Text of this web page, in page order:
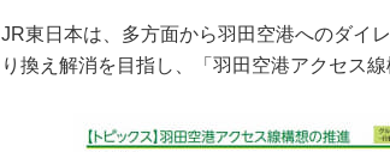
JR東日本は、多方面から羽田空港へのダイ
り換え解消を目指し、「羽田空港アクセス線